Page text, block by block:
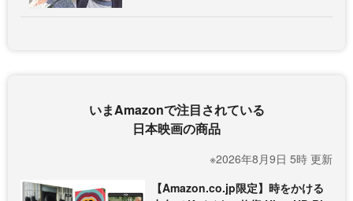
いまAmazonで注目されている
日本映画の商品
※2026年8月9日 5時 更新
【Amazon.co.jp限定】時をかける